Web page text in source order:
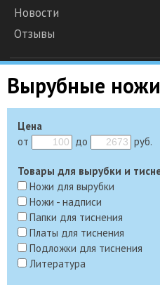
Новости
Отзывы
Вырубные
Цена
от
до руб.
Товары для вырубки и
Ножи для вырубки
Ножи - надписи
Папки для тиснения
Платы для тиснения
Подложки для тиснения
Литература